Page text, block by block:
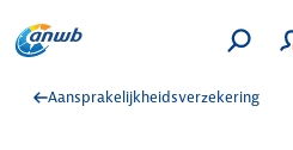
Aansprakelijkheidsverzekering